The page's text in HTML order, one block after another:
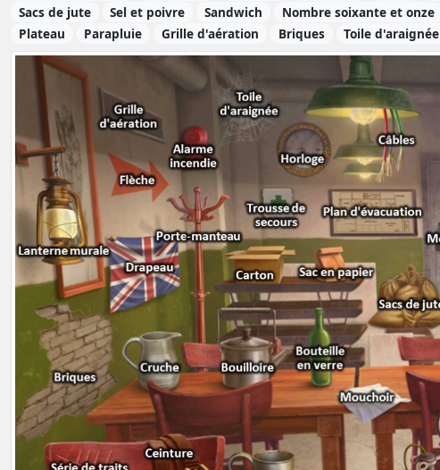
Sacs de jute
Sel et poivre Sandwich Nombre soixante et onze
Plateau
Parapluie Grille d'aération Briques Toile d'araignée